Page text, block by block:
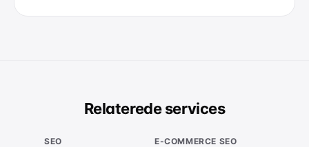
Relaterede services
SEO E-COMMERCE SEO